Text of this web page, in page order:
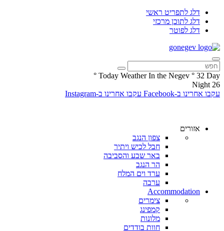
דלג לתפריט ראשי
דלג לתוכן מרכזי
דלג לפוטר
Today Weather In the Negev ° 32 Day
°
26
Night
עקבו אחרינו ב-Facebook
עקבו אחרינו ב-Instagram
אזורים
צפון הנגב
חבל לכיש ויתיר
באר שבע והסביבה
הר הנגב
ערד וים המלח
ערבה
Accommodation
צימרים
קמפינג
מלונות
חוות בודדים